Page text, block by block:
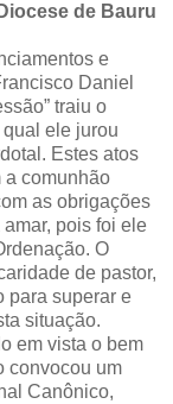
de Bauru
e
Daniel
traiu o
ele jurou
Estes atos
a comunhão
as obrigações
pois foi ele
O
de pastor,
para superar e
situação.
em vista o bem
convocou um
Canônico,